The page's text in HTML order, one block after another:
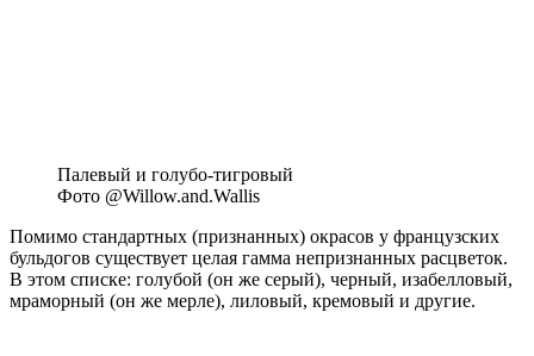
Палевый и голубо-тигровый
Фото @Willow.and.Wallis
Помимо стандартных (признанных) окрасов у французских
бульдогов существует целая гамма непризнанных расцветок.
В этом списке: голубой (он же серый), черный, изабелловый,
мраморный (он же мерле), лиловый, кремовый и другие.